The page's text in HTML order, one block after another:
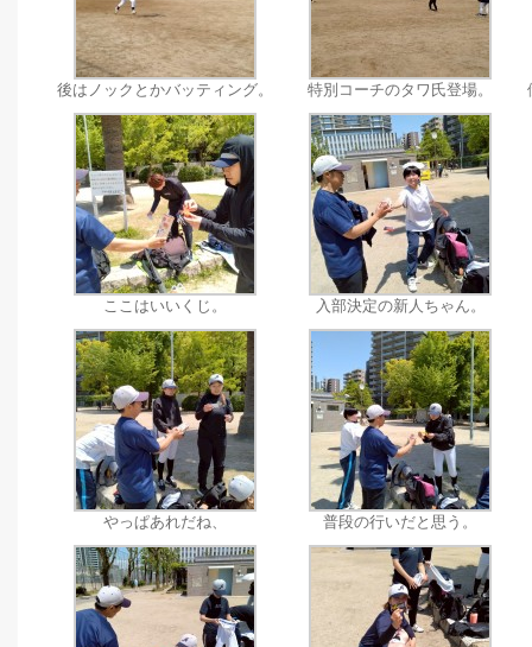
後はノックとかバッティング。 特別コーチのタワ氏登場。
ここはいいくじ。 入部決定の新人ちゃん。
やっぱあれだね、 普段の行いだと思う。